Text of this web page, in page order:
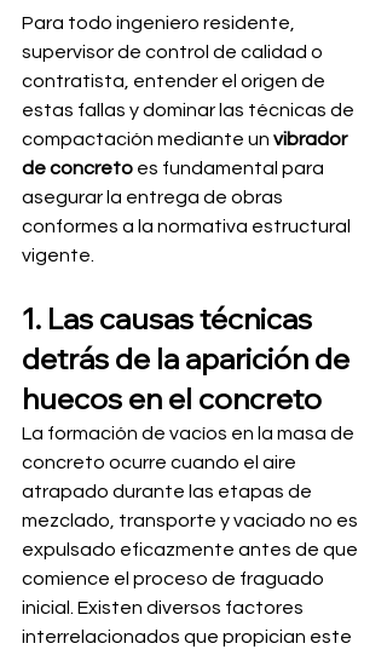
Para todo ingeniero residente,
supervisor de control de calidad o
contratista, entender el origen de
estas fallas y dominar las técnicas de
compactación mediante un vibrador
de concreto es fundamental para
asegurar la entrega de obras
conformes a la normativa estructural
vigente.
1. Las causas técnicas
detrás de la aparición de
huecos en el concreto
La formación de vacíos en la masa de
concreto ocurre cuando el aire
atrapado durante las etapas de
mezclado, transporte y vaciado no es
expulsado eficazmente antes de que
comience el proceso de fraguado
inicial. Existen diversos factores
interrelacionados que propician este